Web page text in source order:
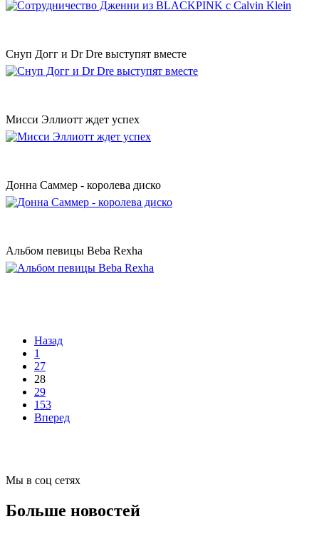
Снуп Догг и Dr Dre выступят вместе
Мисси Эллиотт ждет успех
Донна Саммер - королева диско
Альбом певицы Beba Rexha
Назад
1
27
28
29
153
Вперед
Мы в соц сетях
Больше новостей